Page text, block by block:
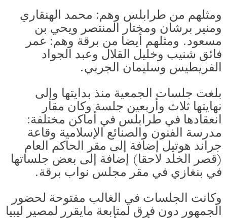
ومثلهم من طرابلس وهم: محمد الهنقاري
ومنير برشان ومختار المنتصر ويحي بن
مسعود. ومثلهم أيضا من برقة وهم: عمر
فائق شنيب وخليل القلال وعبد الجواد
الفريطيس وسليمان الجربي.
بلغت جلسات الجمعية منذ بدايتها وإلى
نهايتها ثلاث وأربعين جلسة وكان مقار
انعقادها في طرابلس في أماكن مختلفة:
مدرسة الفنون والصنائع الإسلامية وقاعة
جراند هوتيل إضافة إلى مقر الحاكم العام
(قصر الخلد لاحقا) إضافة إلى بعض جلساتها
في بنغازي في مقر مجلس نواب برقة.
وكانت الجلسات في الغالب مفتوحة لحضور
الجمهور دون فرق لمتابعة مايقرر لمصير ليبيا